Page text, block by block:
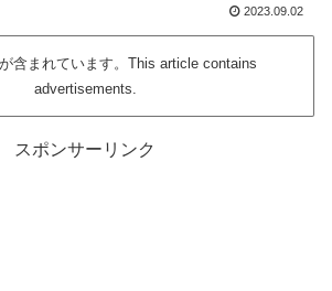
2023.09.02
含まれています。This article contains
advertisements.
スポンサーリンク